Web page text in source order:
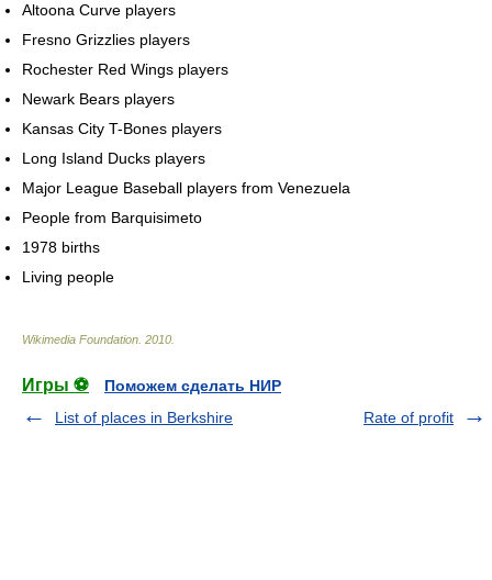
Altoona Curve players
Fresno Grizzlies players
Rochester Red Wings players
Newark Bears players
Kansas City T-Bones players
Long Island Ducks players
Major League Baseball players from Venezuela
People from Barquisimeto
1978 births
Living people
Wikimedia Foundation 2010
Игры ⚽
Поможем сделать НИР
List of places in Berkshire
Rate of profit